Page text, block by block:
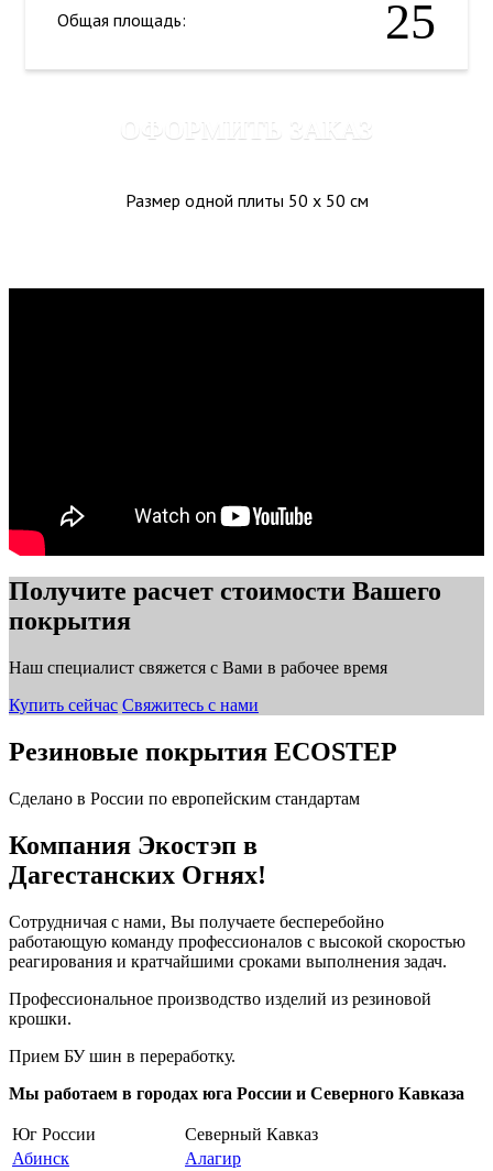
Общая площадь: 25
ОФОРМИТЬ ЗАКАЗ
Размер одной плиты 50 x 50 см
Получите расчет стоимости Вашего
покрытия
Наш специалист свяжется с Вами в рабочее время
Купить сейчас Свяжитесь с нами
Резиновые покрытия ECOSTEP
Сделано в России по европейским стандартам
Компания Экостэп в
Дагестанских Огнях!
Сотрудничая с нами, Вы получаете бесперебойно
работающую команду профессионалов с высокой скоростью
реагирования и кратчайшими сроками выполнения задач.
Профессиональное производство изделий из резиновой
крошки.
Прием БУ шин в переработку.
Мы работаем в городах юга России и Северного Кавказа
Юг России
Северный Кавказ
Абинск
Алагир